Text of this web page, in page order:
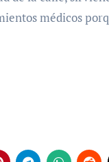
médicos